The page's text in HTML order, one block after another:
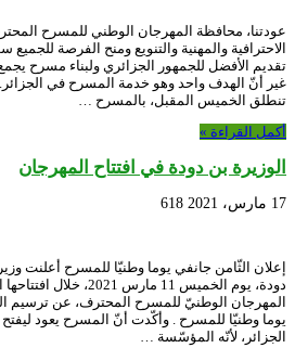
عودتنا، محافظة المهرجان الوطني للمسرح
الاحترافية والمهنية والتنويع ومنح الفرصة
تقديم الأفضل للجمهور الجزائري ولبناء مسرح
غير أنّ الهدف واحد وهو خدمة المسرح في
تنطلق الخميس المقبل، بالمسرح …
أكمل القراءة »
الوزيرة بن دودة في افتتاح المهرجان
17 مارس، 2021 618
إعلان الثّامن جانفي يوما وطنيّا للمسرح أعلنت
دودة، يوم الخميس 11 مارس
يوما وطنيّا للمسرح . وأكّدت أنّ المسرح يعود
الجزائر، لأنّه المؤسّسة …